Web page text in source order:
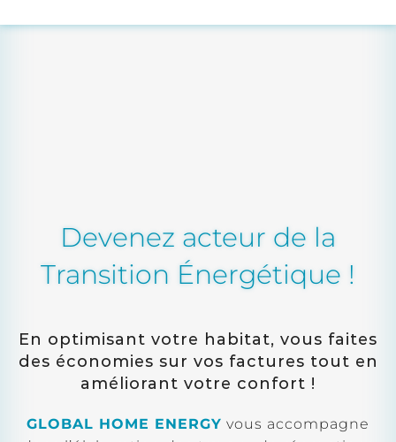
Devenez acteur de la
Transition Énergétique !
En optimisant votre habitat, vous faites
des économies sur vos factures tout en
améliorant votre confort !
GLOBAL HOME ENERGY vous accompagne